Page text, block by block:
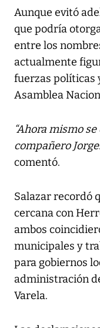
Aunque evitó
que podría
entre los
actualmente
fuerzas políticas
Asamblea
“Ahora mismo
compañero
comentó.
Salazar recordó
cercana con
ambos
municipales y
para gobiernos
administración
Varela.